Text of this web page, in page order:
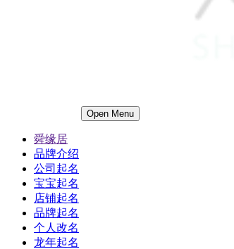
Open Menu
舜缘居
品牌介绍
公司起名
宝宝起名
店铺起名
品牌起名
个人改名
龙年起名